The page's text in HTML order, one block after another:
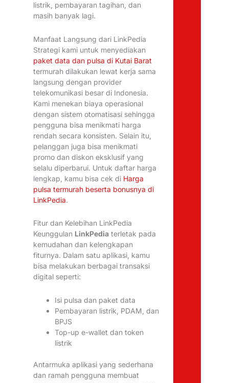
listrik, pembayaran tagihan, dan
masih banyak lagi.
Manfaat Langsung dari LinkPedia
Strategi kami untuk menyediakan
paket data dan pulsa di Kutai Barat
termurah dilakukan lewat kerja sama
langsung dengan provider
telekomunikasi besar di Indonesia.
Kami menekan biaya operasional
dengan sistem otomatisasi sehingga
pengguna bisa menikmati harga
rendah secara konsisten. Selain itu,
pelanggan juga bisa menikmati
promo dan diskon eksklusif yang
selalu diperbarui. Untuk daftar harga
lengkap, kamu bisa cek di Harga
pulsa termurah beserta bonusnya di
LinkPedia.
Fitur dan Kelebihan LinkPedia
Keunggulan LinkPediaterletak pada
kemudahan dan kelengkapan
fiturnya. Dalam satu aplikasi, kamu
bisa melakukan berbagai transaksi
digital seperti:
Isi pulsa dan paket data
Pembayaran listrik, PDAM, dan
BPJS
Top-up e-wallet dan token
listrik
Antarmuka aplikasi yang sederhana
dan ramah pengguna membuat